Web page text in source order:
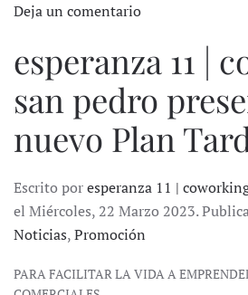
Deja un comentario
esperanza 11 |
san pedro
nuevo Plan
Escrito poresperanza 11 |
el Miércoles, 22 Marzo 2023.
Noticias,Promoción
PARA FACILITAR LA VIDA A